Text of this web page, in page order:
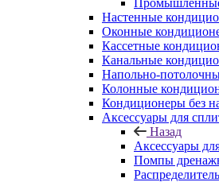
Настенные
Оконные
Кассетные
Канальные
Напольно-
Колонные
Кондиционеры без
Аксессуары для
Назад
Аксессуары
Помпы